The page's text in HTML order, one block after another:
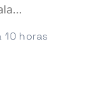
10 horas